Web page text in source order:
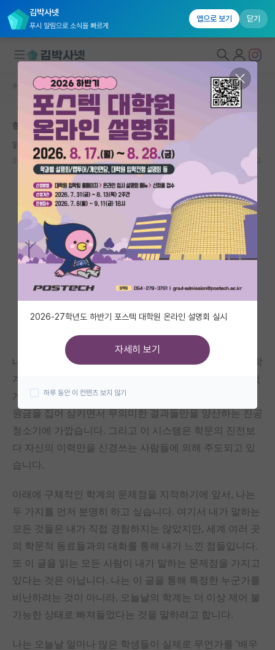
김박사넷
푸시 알림으로 소식을 빠르게
앱으로 보기 닫기
대학원생 모집
국내대학원 정보
연구실&오픈랩
커뮤니티
커뮤니티 홈
전체글보기
베스트 게시판
IF 명예의전당
자유 게시판(아무개랩)
미국 유학 게시판
미국 대학원 합격 후기 게시판
대학원 합격 후기 게시판
연구실(PI) 홍보 게시판
석박사 채용 정보 게시판
임용 정보 게시판
학부 인턴 게시판
취업 게시판
임용 후기 게시판
PI 전용 게시판
인문사회 계열 게시판
특수/전문대학원 게시판
반도체/AI 게시판
커뮤니티 홈 자유 게시판(아무개랩)
학계를 떠나는 한 박사과정 학생의 뜨거운 질타
읽어보십니다
*
2018.10.04
8 12507
내가 박사과정을 그만두는 가장 큰 이유는, 더 이상 나는 학
계가 우리 사회에 긍정적인 효과를 주고 있다고 믿을 수 없
게 되었기 때문입니다. 오늘날의 학계는 차라리 거대한 지
원금을 집어 삼키면서 무의미한 결과들만을 양산하는 진공
청소기에 가깝습니다. 그리고 이 시스템은 학문의 진전보
다 자신의 이력만을 신경쓰는 사람들에 의해 주도되고 있
습니다.
아래에 구체적인 학계의 문제점을 지적하기에 앞서, 나는
두 가지를 먼저 분명히 하고 싶습니다. 여기서 내가 말하는
모든 것들은 내가 직접 경험하지는 않았지만, 세계 여러 곳
의 학문적 동료들과의 대화를 통해 내가 느낀 점들입니다.
또 이 글을 읽는 모든 사람이 내가 말하는 문제점을 가지고
있다는 것은 아닙니다. 나는 이 글을 통해 특정한 누군가를
비난하려는 것이 아니라, 오늘날의 학계는 더 이상 제어 불
가능한 상태로 빠져들었다는 것을 말하려고 합니다.
나는 오늘날 얼마나 많은 학생들이 실제로 무언가를 ‘배우
2026-27학년도 하반기 포스텍 대학원 온라인 설명회 실시
자세히 보기
하루 동안 이 컨텐츠 보지 않기